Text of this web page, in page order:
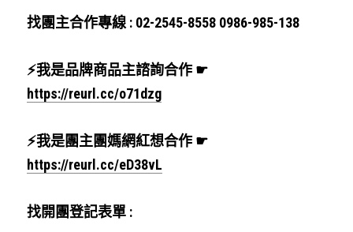
找團主合作專線 : 02-2545-8558 0986-985-138
https://reurl.cc/o71dzg
https://reurl.cc/eD38vL
找開團登記表單 :